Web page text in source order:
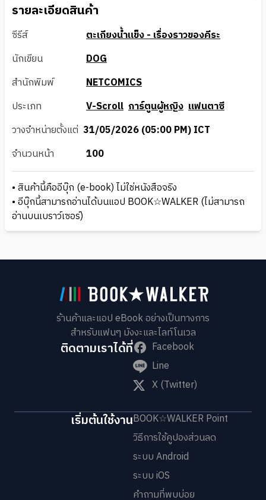
รายละเอียดสินค้า
ซีรีส์
ตะเกียงน้ำแข็ง - เรื่องราวของคีระ
นักเขียน
DOG
สำนักพิมพ์
NETCOMICS
ประเภท
V-Scroll การ์ตูนผู้หญิง แฟนตาซี
วางจำหน่ายตั้งแต่ 31/05/2026 (05:00 PM) ICT
จำนวนหน้า
100
• สินค้านี้คืออีบุ๊ก (e-book) ไม่ใช่หนังสือจริง
• อีบุ๊กนี้สามารถอ่านได้บนแอป BOOK☆WALKER (ไม่สามารถ
อ่านบนเบราว์เซอร์)
ร้านค้าและแอป eBook อย่างเป็นทางการ
สำหรับแฟนๆ มังงะและไลท์โนเวล
ติดตามเราได้ที่
Facebook
Line
X (Twitter)
เริ่มต้นใช้งานBOOK☆WALKER Point
วิธีการใช้คูปองส่วนลด
ระบบ Android
ระบบ iOS
คำถามที่พบบ่อย